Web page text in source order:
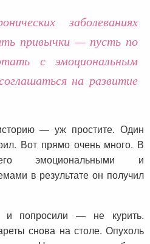
заболеваниях
привычки — пусть по
с эмоциональным
на развитие
— уж простите. Один
Вот прямо очень много. В
эмоциональными и
в результате он получил
и попросили — не курить.
снова на столе. Опухоль